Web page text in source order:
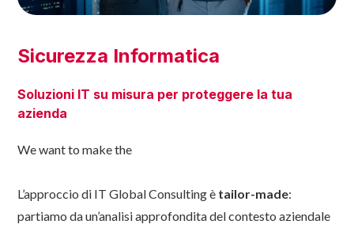
Sicurezza Informatica
Soluzioni IT su misura per proteggere la tua
azienda
We want to make the
L’approccio di IT Global Consulting è tailor-made:
partiamo da un’analisi approfondita del contesto aziendale